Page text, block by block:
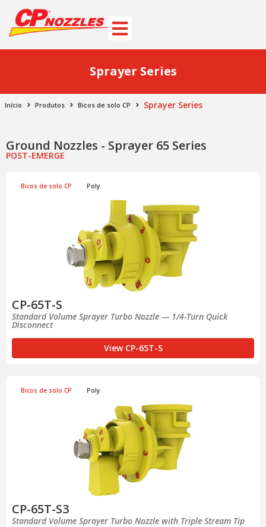
Sprayer Series
Início Produtos Bicos de solo CP Sprayer Series
Ground Nozzles - Sprayer 65 Series
POST-EMERGE
Bicos de solo CP Poly
CP-65T-S
Standard Volume Sprayer Turbo Nozzle — 1/4-Turn Quick
Disconnect
View CP-65T-S
Bicos de solo CP Poly
CP-65T-S3
Standard Volume Sprayer Turbo Nozzle with Triple Stream Tip